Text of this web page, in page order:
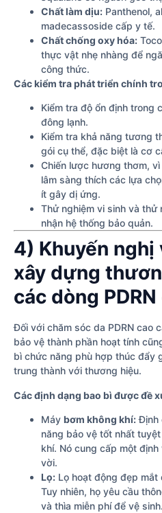
Chất làm dịu: Panthenol,
madecassoside cấp y tế.
Chất chống oxy hóa:
thực vật nhẹ nhàng để
công thức.
Các kiểm tra phát triển chính
Kiểm tra độ ổn định trong
đông lạnh.
Kiểm tra khả năng tương
gói cụ thể, đặc biệt là cơ
Chiến lược hương thơm,
lâm sàng thích các lựa
ít gây dị ứng.
Thử nghiệm vi sinh và thử
nhận hệ thống bảo quản.
4) Khuyến nghị
xây dựng
các dòng
Đối với chăm sóc da PDRN cao
bảo vệ thành phần hoạt tính
bì chức năng phù hợp thúc đẩy
trung thành với thương hiệu.
Các định dạng bao bì được đề
Máy bơm không khí:Định
năng bảo vệ tốt nhất
khí. Nó cung cấp một
vời.
Lọ: Lọ hoạt động đẹp
Tuy nhiên, họ yêu cầu
và thìa miễn phí để vệ sinh.